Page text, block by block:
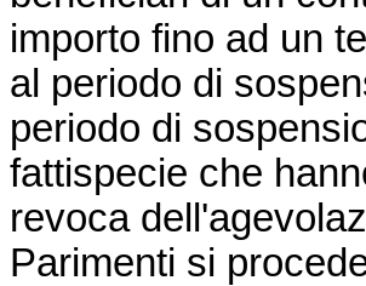
importo fino ad un
al periodo di
periodo di
fattispecie che
revoca
Parimenti si